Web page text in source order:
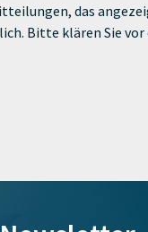
das
Bitte klären Sie